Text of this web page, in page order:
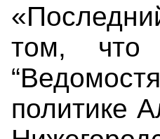
том, что
политике